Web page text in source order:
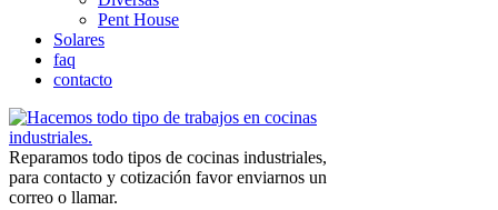
Pent House
Solares
faq
contacto
Reparamos todo tipos de cocinas industriales,
para contacto y cotización favor enviarnos un
correo o llamar.